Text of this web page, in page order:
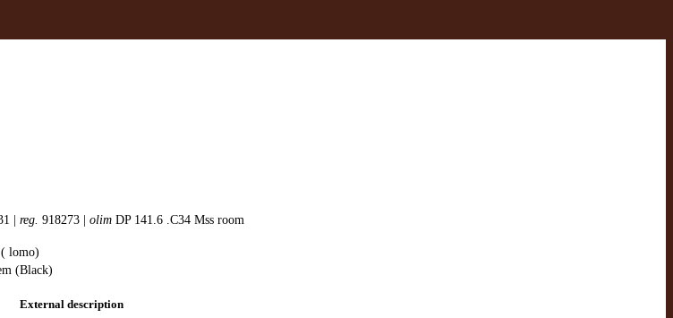
| reg. 918273 | olim DP 141.6 .C34 Mss room
lomo)
(Black)
External description